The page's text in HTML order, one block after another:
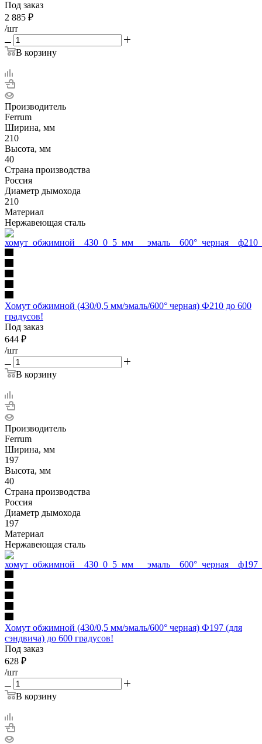
Под заказ
2 885 ₽
/шт
В корзину
Производитель
Ferrum
Ширина, мм
210
Высота, мм
40
Страна производства
Россия
Диаметр дымохода
210
Материал
Нержавеющая сталь
Хомут обжимной (430/0,5 мм/эмаль/600° черная) Ф210 до 600
градусов!
Под заказ
644 ₽
/шт
В корзину
Производитель
Ferrum
Ширина, мм
197
Высота, мм
40
Страна производства
Россия
Диаметр дымохода
197
Материал
Нержавеющая сталь
Хомут обжимной (430/0,5 мм/эмаль/600° черная) Ф197 (для
сэндвича) до 600 градусов!
Под заказ
628 ₽
/шт
В корзину